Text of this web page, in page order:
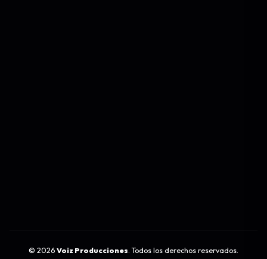
© 2026 Voiz Producciones. Todos los derechos reservados.